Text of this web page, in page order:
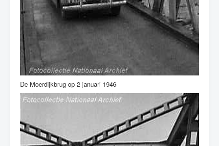
De Moerdijkbrug op 2 januari 1946